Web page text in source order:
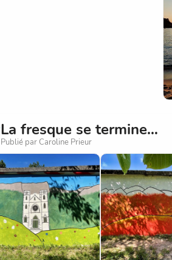
La fresque se termine…
Publié par Caroline Prieur